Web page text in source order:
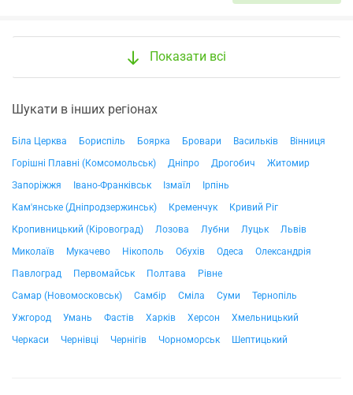
Показати всі
Шукати в інших регіонах
Біла Церква Бориспіль Боярка Бровари Васильків
Вінниця
Горішні Плавні (Комсомольськ)
Дніпро Дрогобич
Житомир
Запоріжжя
Івано-Франківськ Ізмаїл
Ірпінь
Кам'янське (Дніпродзержинськ)
Кременчук
Кривий Ріг
Кропивницький (Кіровоград)
Лозова Лубни Луцьк
Львів
Миколаїв
Мукачево Нікополь Обухів Одеса
Олександрія
Павлоград
Первомайськ Полтава
Рівне
Самар (Новомосковськ)
Самбір Сміла Суми
Тернопіль
Ужгород
Умань Фастів Харків Херсон
Хмельницький
Черкаси
Чернівці Чернігів Чорноморськ Шептицький